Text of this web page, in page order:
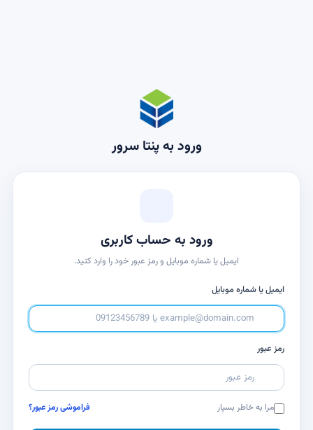
ورود به پنتا سرور
ورود به حساب کاربری
ایمیل یا شماره موبایل و رمز عبور خود را وارد کنید.
ایمیل یا شماره موبایل
رمز عبور
مرا به خاطر بسپار فراموشی رمز عبور؟